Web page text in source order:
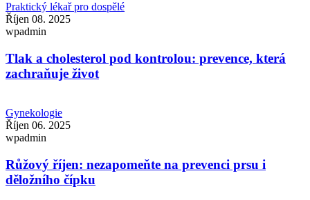
Praktický lékař pro dospělé
Říjen 08. 2025
wpadmin
Tlak a cholesterol pod kontrolou: prevence, která
zachraňuje život
Gynekologie
Říjen 06. 2025
wpadmin
Růžový říjen: nezapomeňte na prevenci prsu i
děložního čípku